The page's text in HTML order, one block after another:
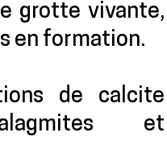
grotte vivante,
en formation.
de calcite
et